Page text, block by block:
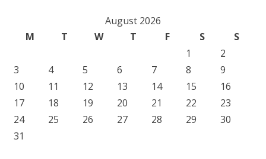
August 2026
M
T W T F S
S
1
2
3
4 5 6 7 8
9
10
11 12 13 14 15
16
17
18 19 20 21 22
23
24
25 26 27 28 29
30
31